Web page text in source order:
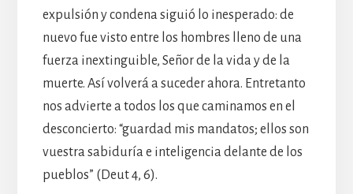
expulsión y condena siguió lo inesperado: de
nuevo fue visto entre los hombres lleno de una
fuerza inextinguible, Señor de la vida y de la
muerte. Así volverá a suceder ahora. Entretanto
nos advierte a todos los que caminamos en el
desconcierto: “guardad mis mandatos; ellos son
vuestra sabiduría e inteligencia delante de los
pueblos” (Deut 4, 6).